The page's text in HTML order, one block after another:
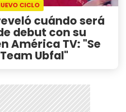
CICLO
cuándo será
debut con su
América TV: "Se
Ubfal"